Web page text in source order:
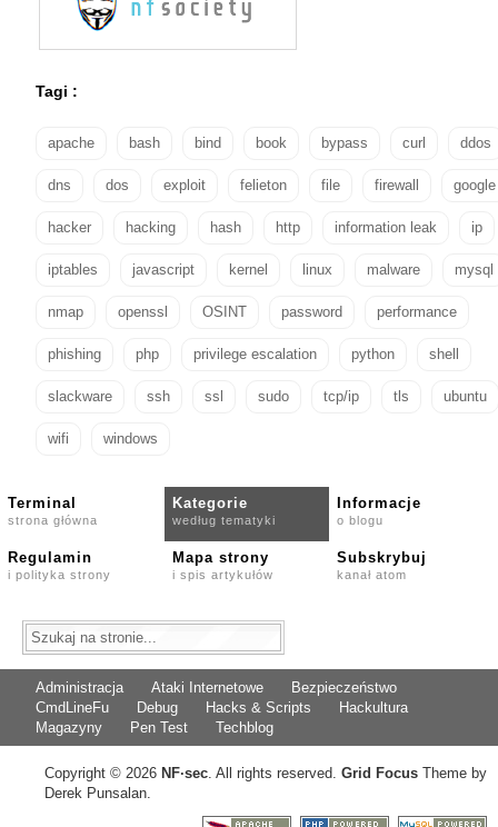
Tagi :
apache bash bind book bypass curl ddos
dns dos exploit felieton file firewall google
hacker hacking hash http information leak ip
iptables javascript kernel linux malware mysql
nmap openssl OSINT password performance
phishing php privilege escalation python shell
slackware ssh ssl sudo tcp/ip tls ubuntu
wifi windows
Terminal
strona główna
Kategorie
według tematyki
Informacje
o blogu
Regulamin
i polityka strony
Mapa strony
i spis artykułów
Subskrybuj
kanał atom
Administracja Ataki Internetowe
Bezpieczeństwo
CmdLineFu
Debug Hacks & Scripts
Hackultura
Magazyny
Pen Test Techblog
Copyright © 2026 NF·sec. All rights reserved. Grid Focus Theme by
Derek Punsalan.